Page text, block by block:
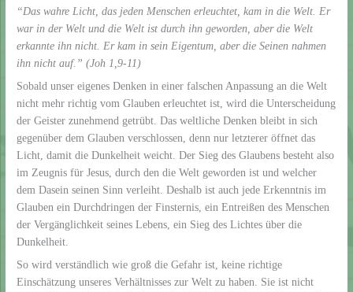
“Das wahre Licht, das jeden Menschen erleuchtet, kam in die Welt. Er
war in der Welt und die Welt ist durch ihn geworden, aber die Welt
erkannte ihn nicht. Er kam in sein Eigentum, aber die Seinen nahmen
ihn nicht auf.” (Joh 1,9-11)
Sobald unser eigenes Denken in einer falschen Anpassung an die Welt
nicht mehr richtig vom Glauben erleuchtet ist, wird die Unterscheidung
der Geister zunehmend getrübt. Das weltliche Denken bleibt in sich
gegenüber dem Glauben verschlossen, denn nur letzterer öffnet das
Licht, damit die Dunkelheit weicht. Der Sieg des Glaubens besteht also
im Zeugnis für Jesus, durch den die Welt geworden ist und welcher
dem Dasein seinen Sinn verleiht. Deshalb ist auch jede Erkenntnis im
Glauben ein Durchdringen der Finsternis, ein Entreißen des Menschen
der Vergänglichkeit seines Lebens, ein Sieg des Lichtes über die
Dunkelheit.
So wird verständlich wie groß die Gefahr ist, keine richtige
Einschätzung unseres Verhältnisses zur Welt zu haben. Sie ist nicht